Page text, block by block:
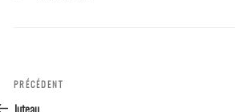
Navigation
Article
précédent
PRÉCÉDENT